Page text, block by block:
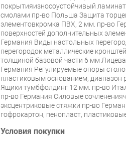
покрытияизносоустойчивый
смолами пр-во Польша Защита
элементовкромка ПВХ, 2 мм. пр-во
поверхностей дополнительных
Германия Виды настольных
перегородок металлические
толщиной базовой части 6 мм
Германия Регулируемые опоры
пластиковым основанием, диапазон
Ящики тумбфолдинг 12 мм. пр-во
пр-во Германия Силовые
эксцентриковые стяжки пр-во
гофрокартон, пенопласт,
Условия покупки